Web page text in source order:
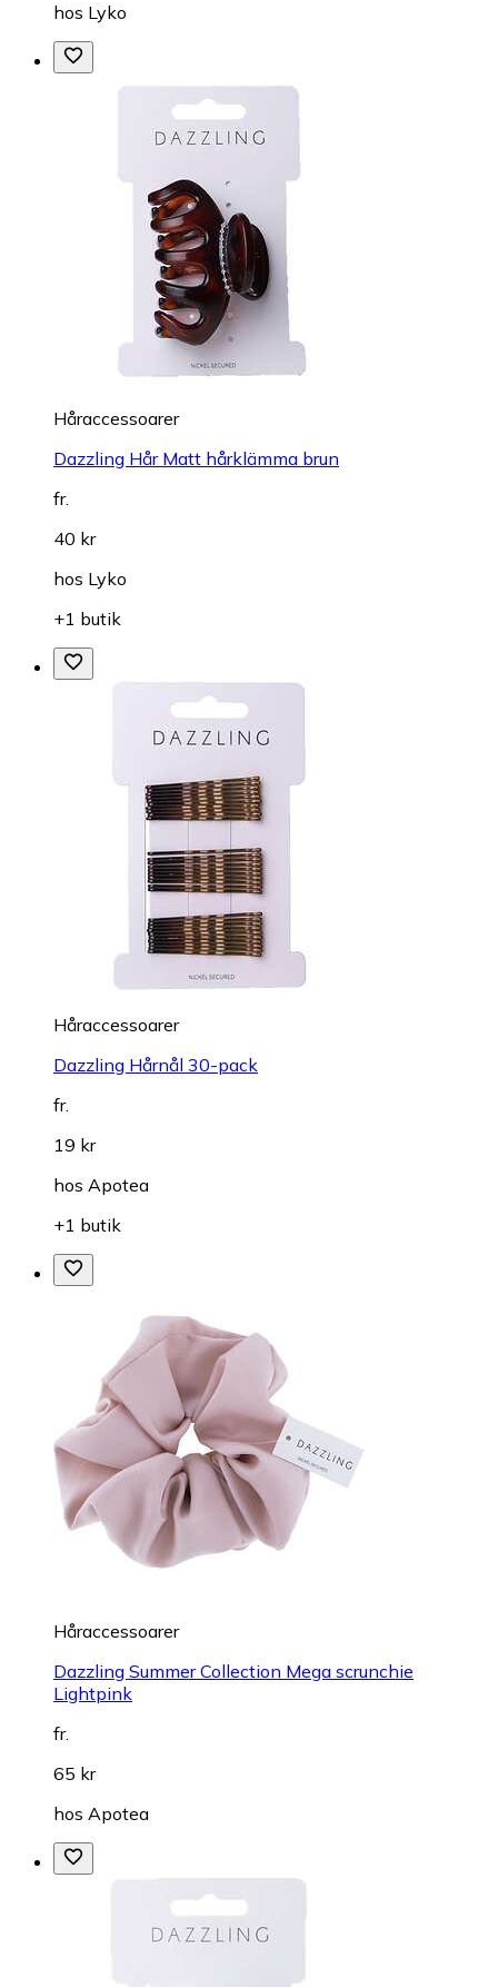
hos Lyko
Håraccessoarer
Dazzling Hår Matt hårklämma brun
fr.
40 kr
hos Lyko
+1 butik
Håraccessoarer
Dazzling Hårnål 30-pack
fr.
19 kr
hos Apotea
+1 butik
Håraccessoarer
Dazzling Summer Collection Mega scrunchie
Lightpink
fr.
65 kr
hos Apotea